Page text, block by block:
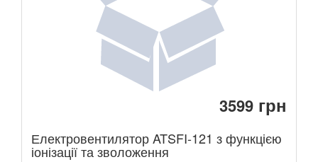
3599 грн
Електровентилятор ATSFI-121 з функцією
іонізації та зволоження